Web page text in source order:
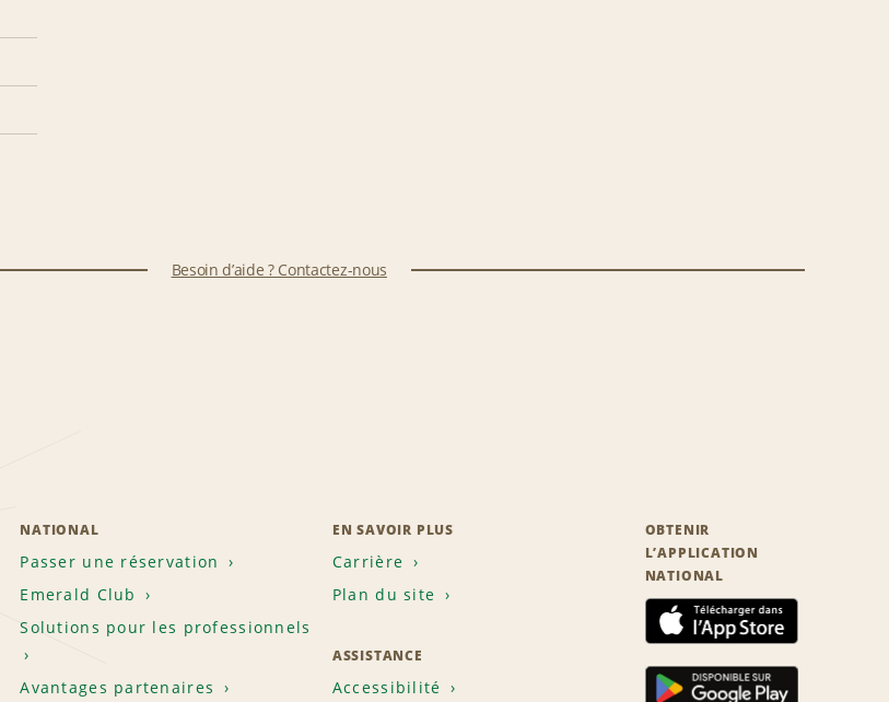
Besoin d’aide ? Contactez-nous
NATIONAL
Passer une réservation
Emerald Club
Solutions pour les professionnels
Avantages partenaires
EN SAVOIR PLUS
Carrière
Plan du site
ASSISTANCE
Accessibilité
OBTENIR
L’APPLICATION
NATIONAL